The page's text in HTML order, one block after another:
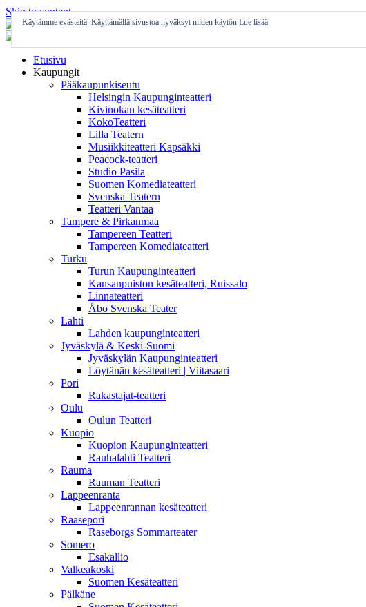
Skip to content
Etusivu
Kaupungit
Pääkaupunkiseutu
Helsingin Kaupunginteatteri
Kivinokan kesäteatteri
KokoTeatteri
Lilla Teatern
Musiikkiteatteri Kapsäkki
Peacock-teatteri
Studio Pasila
Suomen Komediateatteri
Svenska Teatern
Teatteri Vantaa
Tampere & Pirkanmaa
Tampereen Teatteri
Tampereen Komediateatteri
Turku
Turun Kaupunginteatteri
Kansanpuiston kesäteatteri, Ruissalo
Linnateatteri
Åbo Svenska Teater
Lahti
Lahden kaupunginteatteri
Jyväskylä & Keski-Suomi
Jyväskylän Kaupunginteatteri
Löytänän kesäteatteri | Viitasaari
Pori
Rakastajat-teatteri
Oulu
Oulun Teatteri
Kuopio
Kuopion Kaupunginteatteri
Rauhalahti Teatteri
Rauma
Rauman Teatteri
Lappeenranta
Lappeenrannan kesäteatteri
Raasepori
Raseborgs Sommarteater
Somero
Esakallio
Valkeakoski
Suomen Kesäteatteri
Pälkäne
Käytämme evästeitä. Käyttämällä sivustoa hyväksyt niiden käytön Lue lisää